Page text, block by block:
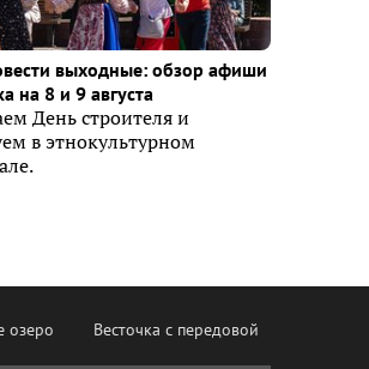
выходные: обзор афиши
на 8 и 9 августа
День строителя и
в этнокультурном
озеро Весточка с передовой